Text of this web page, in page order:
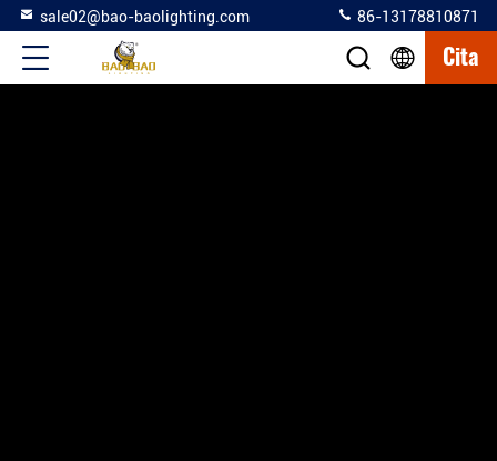
sale02@bao-baolighting.com 86-13178810871
Cita